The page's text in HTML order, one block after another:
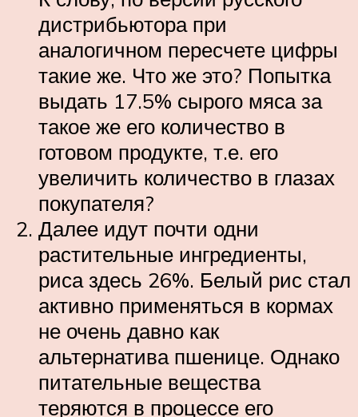
дистрибьютора при
аналогичном пересчете цифры
такие же. Что же это? Попытка
выдать 17.5% сырого мяса за
такое же его количество в
готовом продукте, т.е. его
увеличить количество в глазах
покупателя?
Далее идут почти одни
растительные ингредиенты,
риса здесь 26%. Белый рис стал
активно применяться в кормах
не очень давно как
альтернатива пшенице. Однако
питательные вещества
теряются в процессе его